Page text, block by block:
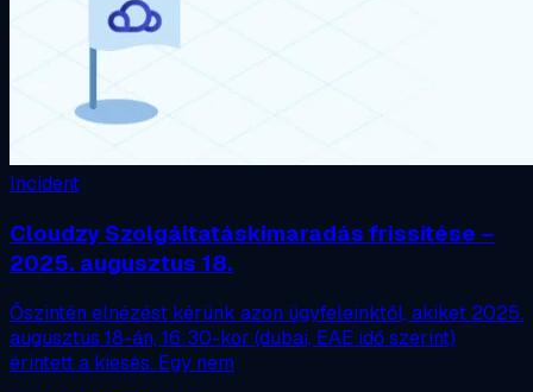
Incident
Cloudzy Szolgáltatáskimaradás frissítése –
2025. augusztus 18.
Őszintén elnézést kérünk azon ügyfeleinktől, akiket 2025.
augusztus 18-án, 16:30-kor (dubai, EAE idő szerint)
érintett a kiesés. Egy nem